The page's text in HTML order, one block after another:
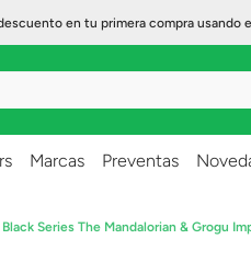
en tu primera compra usando
Marcas Preventas
Series The Mandalorian & Grogu